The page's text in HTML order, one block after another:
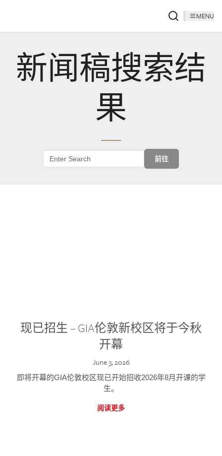
MENU
新闻稿搜索结
果
前往
现已招生 – GIA伦敦新校区将于今秋
开幕
June 3, 2026
即将开幕的GIA伦敦校区现已开始招收2026年8月开课的学
生。
阅读更多